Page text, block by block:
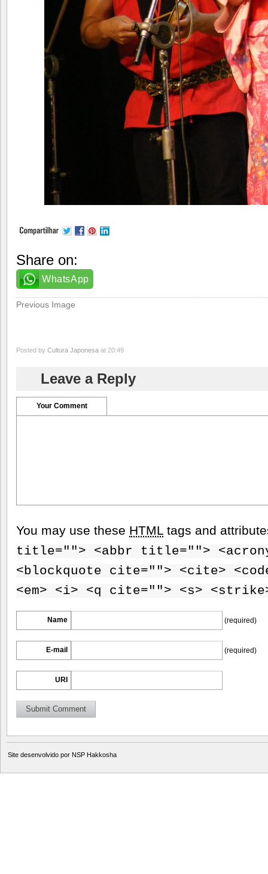
Share on:
WhatsApp
Previous Image
Posted by Cultura Japonesa at 20:49
Leave a Reply
Your Comment
You may use these HTML tags and
title=""> <abbr title="">
<blockquote cite=""> <cite>
<em> <i> <q cite=""> <s>
Name (required)
E-mail (required)
URI
Site desenvolvido por NSP Hakkosha